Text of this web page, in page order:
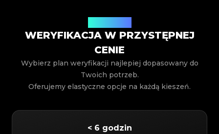
WERYFIKACJA W PRZYSTĘPNEJ
CENIE
Wybierz plan weryfikacji najlepiej dopasowany do
Twoich potrzeb.
Oferujemy elastyczne opcje na każdą kieszeń.
< 6 godzin